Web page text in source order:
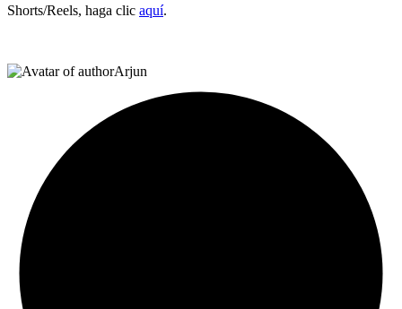
Shorts/Reels, haga clic aquí.
Arjun